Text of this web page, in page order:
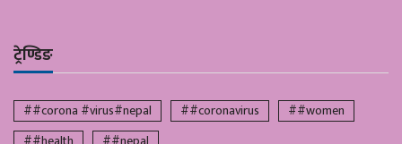
ट्रेण्डिङ
##corona #virus#nepal ##coronavirus
##women